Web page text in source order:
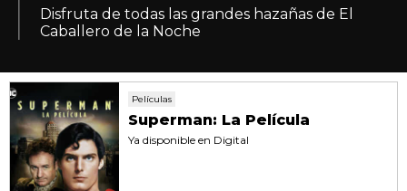
HBO Max
Disfruta de todas las grandes hazañas de El
Caballero de la Noche
Películas
Superman: La Película
Ya disponible en Digital